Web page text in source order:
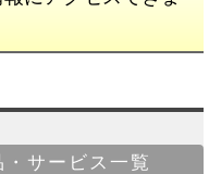
サービス一覧